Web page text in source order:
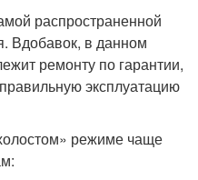
распространенной
Вдобавок, в данном
ремонту по гарантии,
эксплуатацию
режиме чаще